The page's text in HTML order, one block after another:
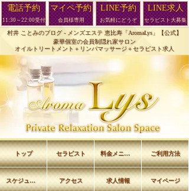
村井 ことみのブログ - メンズエステ 恵比寿「AromaLys」【公式】
豪華個室の会員制隠れ家サロン
オイルトリートメント＋リンパマッサージ＋セラピスト求人
トップ セラピスト 料金メニュー ご利用方法
スケジュール アクセス 求人情報 マイページ
電話予約
11:30～22:00受付
マイペ予約
会員様専用
LINE予約
お気軽にどうぞ
LINE求人
セラピスト大募集